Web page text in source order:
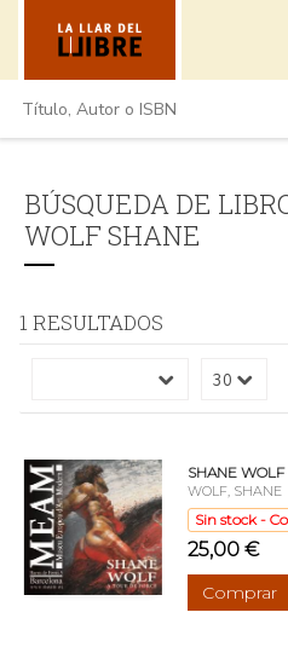
BÚSQUEDA DE
WOLF SHANE
1 RESULTADOS
SHANE WOLF
WOLF, SHANE
Sin stock -
25,00 €
Comprar